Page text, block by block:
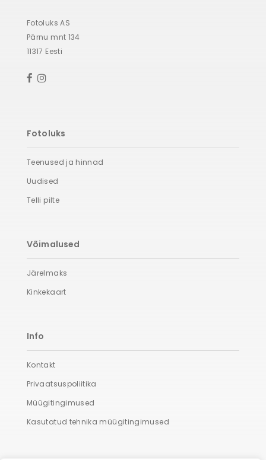
Fotoluks AS
Pärnu mnt 134
11317 Eesti
Fotoluks
Teenused ja hinnad
Uudised
Telli pilte
Võimalused
Järelmaks
Kinkekaart
Info
Kontakt
Privaatsuspoliitika
Müügitingimused
Kasutatud tehnika müügitingimused